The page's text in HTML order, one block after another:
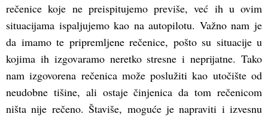
rečenice koje ne preispitujemo previše, već ih u ovim
situacijama ispaljujemo kao na autopilotu. Važno nam je
da imamo te pripremljene rečenice, pošto su situacije u
kojima ih izgovaramo neretko stresne i neprijatne. Tako
nam izgovorena rečenica može poslužiti kao utočište od
neudobne tišine, ali ostaje činjenica da tom rečenicom
ništa nije rečeno. Štaviše, moguće je napraviti i izvesnu